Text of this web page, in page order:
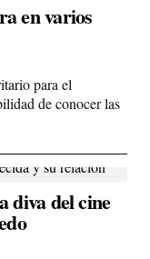
en varios
para el
de conocer las
diva del cine